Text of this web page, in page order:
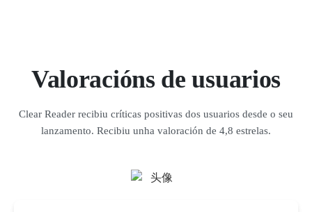
Valoracións de usuarios
Clear Reader recibiu críticas positivas dos usuarios desde o seu
lanzamento. Recibiu unha valoración de 4,8 estrelas.